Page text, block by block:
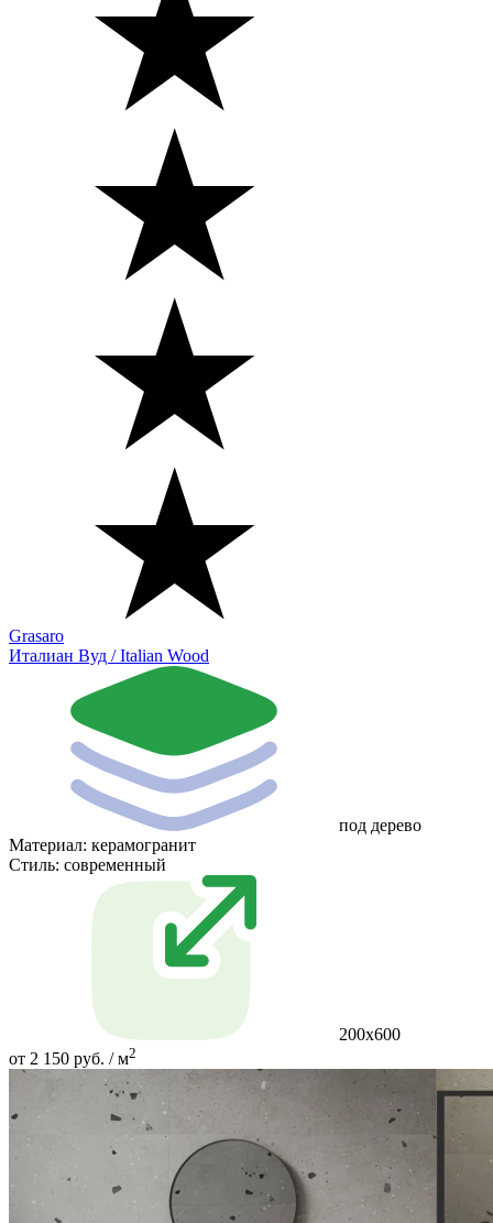
Grasaro
Италиан Вуд / Italian Wood
под дерево
Материал: керамогранит
Стиль: современный
200х600
от 2 150 руб. / м2